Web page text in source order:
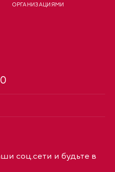
ОРГАНИЗАЦИЯМИ
соц.сети и будьте в